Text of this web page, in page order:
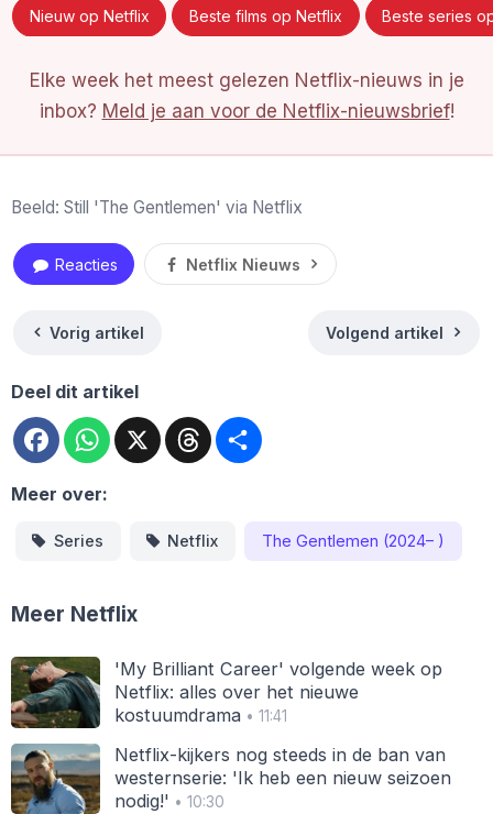
Nieuw op Netflix Beste films op Netflix Beste series
Elke week het meest gelezen Netflix-nieuws in je
inbox? Meld je aan voor de Netflix-nieuwsbrief!
Beeld: Still 'The Gentlemen' via Netflix
Reacties Netflix Nieuws
Vorig artikel Volgend artikel
Deel dit artikel
FacebookWhatsApp
X Threads
Meer over:
Series Netflix The Gentlemen (2024– )
Meer Netflix
'My Brilliant Career' volgende week op
Netflix: alles over het nieuwe
kostuumdrama• 11:41
Netflix-kijkers nog steeds in de ban van
westernserie: 'Ik heb een nieuw seizoen
nodig!' • 10:30